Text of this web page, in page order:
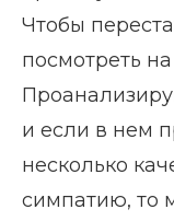
Чтобы
посмотреть
и если в нем
несколько
симпатию, то